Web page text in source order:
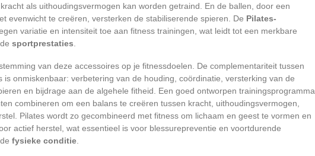
als uithoudingsvermogen kan worden getraind. En de ballen, door een
evenwicht te creëren, versterken de stabiliserende spieren. De Pilates-
variatie en intensiteit toe aan fitness trainingen, wat leidt tot een merkbare
sportprestaties
van deze accessoires op je fitnessdoelen. De complementariteit tussen
is onmiskenbaar: verbetering van de houding, coördinatie, versterking van de
en bijdrage aan de algehele fitheid. Een goed ontworpen trainingsprogramma
combineren om een balans te creëren tussen kracht, uithoudingsvermogen,
Pilates wordt zo gecombineerd met fitness om lichaam en geest te vormen en
actief herstel, wat essentieel is voor blessurepreventie en voortdurende
fysieke conditie